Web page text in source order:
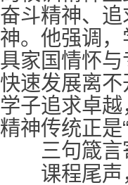
奋斗精神、
神。他强调
具家国情怀
快速发展离不
学子追求卓越
精神传统正是
三句箴
课程尾声，